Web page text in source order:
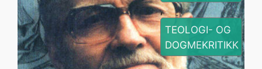
,
TEOLOGI- OG
DOGMEKRITIKK